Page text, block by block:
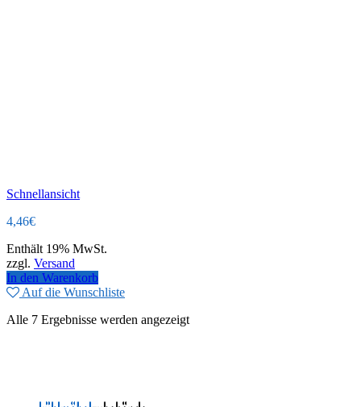
Schnellansicht
4,46€
Enthält 19% MwSt.
zzgl. Versand
In den Warenkorb
Auf die Wunschliste
Alle 7 Ergebnisse werden angezeigt